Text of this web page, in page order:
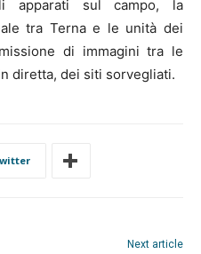
apparati sul campo, la
tra Terna e le unità dei
di immagini tra le
diretta, dei siti sorvegliati.
Next article